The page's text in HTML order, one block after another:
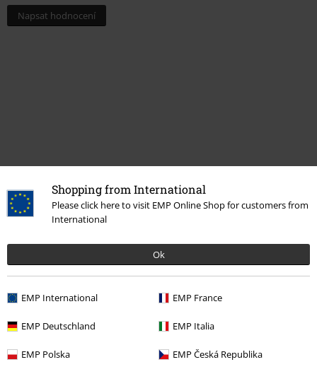
Shopping from International
Please click here to visit EMP Online Shop for customers from
International
Ok
EMP International EMP France
EMP Deutschland EMP Italia
EMP Polska EMP Česká Republika
Napsat hodnocení
Naposledy navštívené
Kč 1.229,00